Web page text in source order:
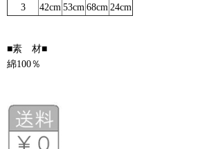
3
42cm 53cm 68cm 24cm
■素 材■
綿100％